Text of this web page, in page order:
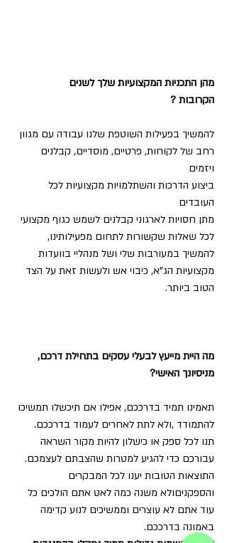
מהן התכניות המקצועיות שלך לשנים
הקרובות ?
להמשיך בפעילות השוטפת שלנו עבודה עם מגוון
רחב של לקוחות, פרטיים, מוסדיים, קבלנים
ויזמים
ביצוע הדרכות והשתלמויות מקצועיות לכל
העובדים
מתן חסויות לארגוני קבלנים לשמש כגוף מקצועי
לכל שאלות שקשורות לתחום מפעילותינו,
להמשיך במעורבות שלי ושל מנהליי בוועדות
מקצועיות הג"א, כיבוי אש ולעשות זאת על הצד
הטוב ביותר.
מה היית מייעץ לבעלי עסקים בתחילת דרכם,
מניסיונך האישי?
תאמינו תמיד בדרככם, אפילו אם תיכשלו תמשיכו
להתמודד ,ולא לתת לאחרים לעמוד בדרככם.
תנו לכל ספק או כישלון להיות מקור השראה
עבורכם כדי להגיע למטרות שהצבתם לעצמכם.
התוצאות הטובות יענו לכל המבקרים
והספקניםולא משנה כמה לאט אתם הולכים כל
עוד אתם לא עוצרים וממשיכים לנוע קדימה
באמונה בדרככם.